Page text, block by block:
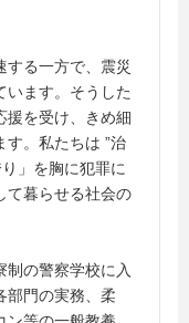
する一方で、震災
います。そうした
援を受け、きめ細
す。私たちは ”治
」を胸に犯罪に
て暮らせる社会の
の警察学校に入
部門の実務、柔